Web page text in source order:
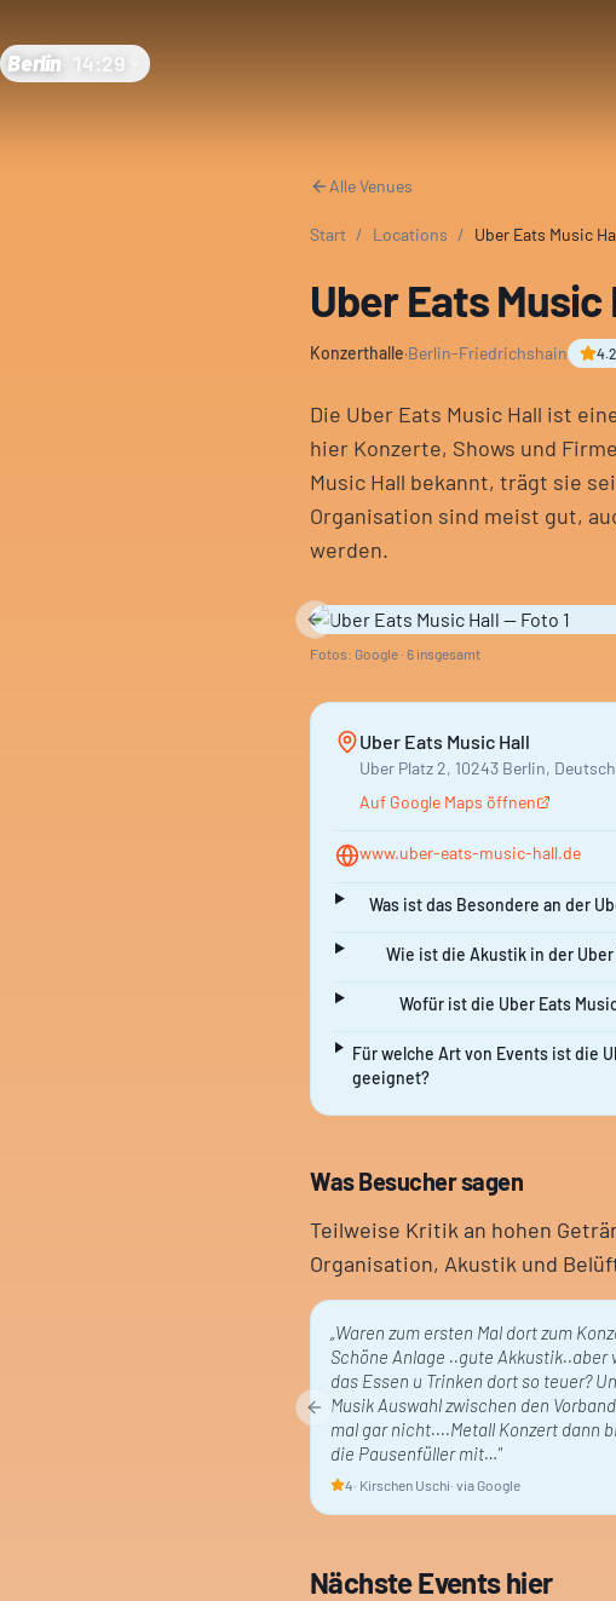
Berlin· 14:29
Alle Venues
Start / Locations / Uber Eats Music
Uber Eats Music
Konzerthalle·Berlin-Friedrichshain 4.2
Die Uber Eats Music Hall ist
hier Konzerte, Shows und
Music Hall bekannt, trägt sie
Organisation sind meist gut,
werden.
Previous slide
Fotos: Google · 6 insgesamt
Uber Eats Music Hall
Uber Platz 2, 10243 Berlin,
Auf Google Maps öffnen
www.uber-eats-music-hall.de
Was ist das Besondere an der
Wie ist die Akustik in der Uber
Wofür ist die Uber Eats
Für welche Art von Events ist die
geeignet?
Was Besucher sagen
Teilweise Kritik an hohen
Organisation, Akustik und
„Waren zum ersten Mal dort zum
Schöne Anlage ..gute Akkustik..aber
das Essen u Trinken dort so teuer?
Musik Auswahl zwischen den
mal gar nicht....Metall Konzert dann
die Pausenfüller mit…"
4· Kirschen Uschi· via Google
Previous slide
Nächste Events hier